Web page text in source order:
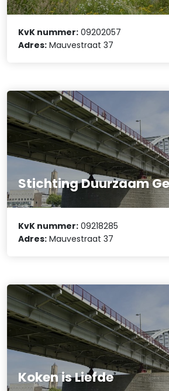
KvK nummer: 09202057
Adres: Mauvestraat 37
Stichting Duurzaam
KvK nummer: 09218285
Adres: Mauvestraat 37
Koken is Liefde